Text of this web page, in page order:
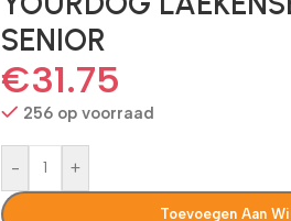
SENIOR
€31.75
256 op voorraad
- +
Toevoegen Aan